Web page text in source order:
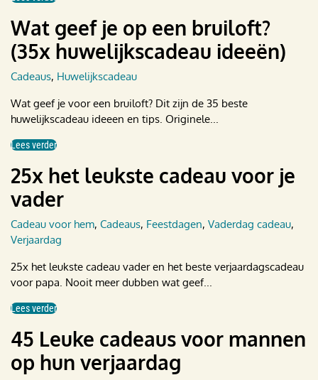
Wat geef je op een bruiloft?
(35x huwelijkscadeau ideeën)
Cadeaus, Huwelijkscadeau
Wat geef je voor een bruiloft? Dit zijn de 35 beste
huwelijkscadeau ideeen en tips. Originele...
Lees verder
25x het leukste cadeau voor je
vader
Cadeau voor hem, Cadeaus, Feestdagen, Vaderdag cadeau,
Verjaardag
25x het leukste cadeau vader en het beste verjaardagscadeau
voor papa. Nooit meer dubben wat geef...
Lees verder
45 Leuke cadeaus voor mannen
op hun verjaardag